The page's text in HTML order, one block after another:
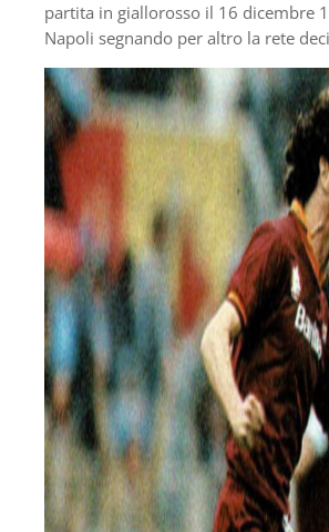
partita in giallorosso il 16 dicembre
Napoli segnando per altro la rete